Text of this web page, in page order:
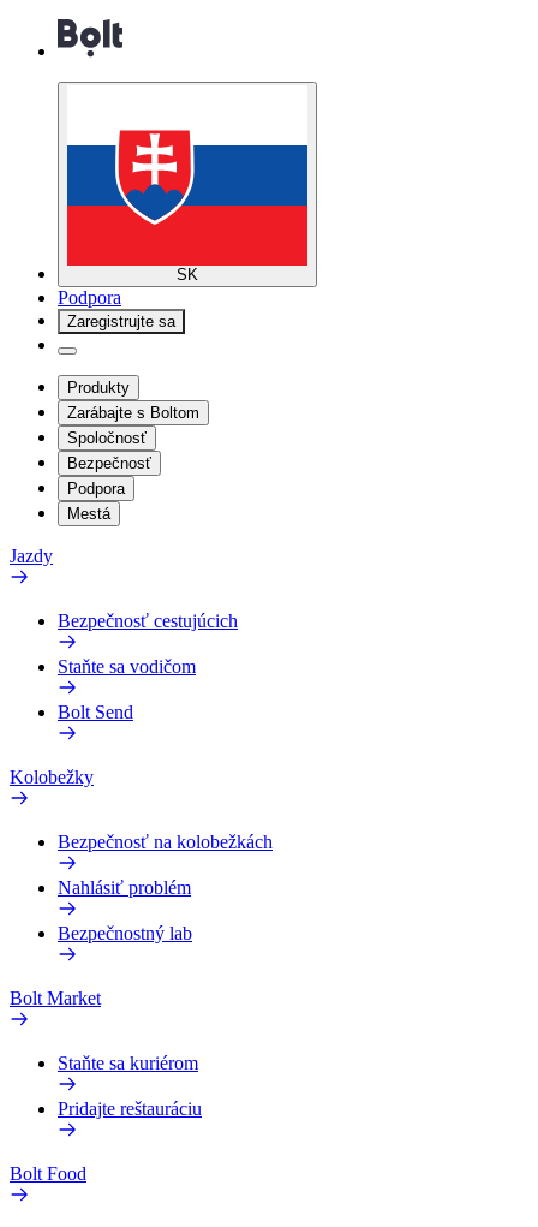
SK
Podpora
Zaregistrujte sa
Produkty
Zarábajte s Boltom
Spoločnosť
Bezpečnosť
Podpora
Mestá
Jazdy
Bezpečnosť cestujúcich
Staňte sa vodičom
Bolt Send
Kolobežky
Bezpečnosť na kolobežkách
Nahlásiť problém
Bezpečnostný lab
Bolt Market
Staňte sa kuriérom
Pridajte reštauráciu
Bolt Food